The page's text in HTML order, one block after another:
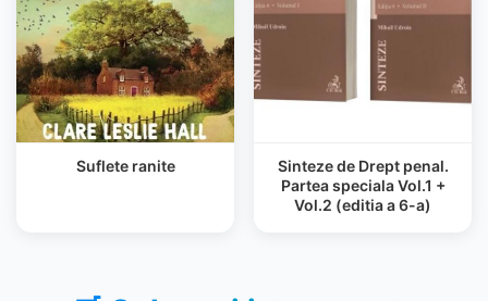
Suflete ranite
Sinteze de Drept penal.
Partea speciala Vol.1 +
Vol.2 (editia a 6-a)